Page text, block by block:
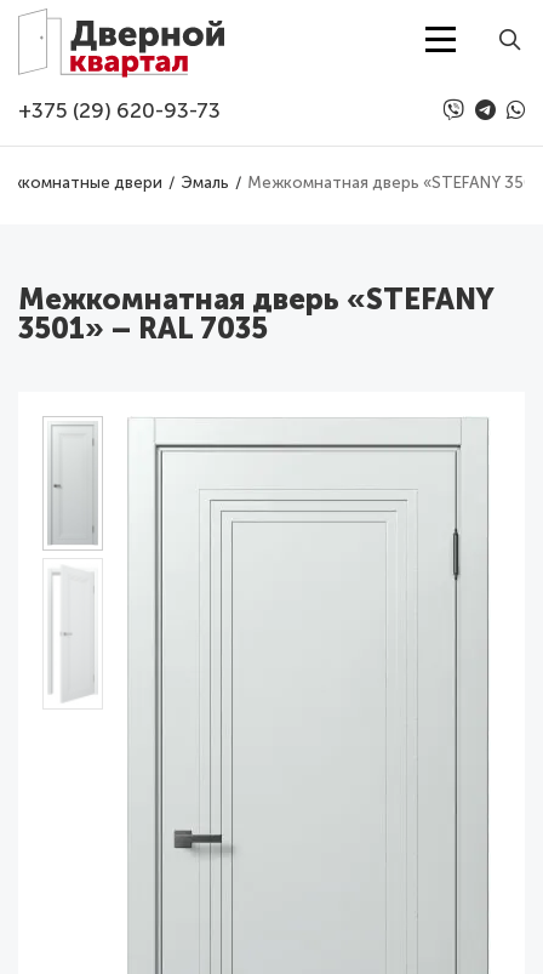
Перейти к основному содержанию
+375 (29) 620-93-73
двери Эмаль Межкомнатная дверь «STEFANY
Межкомнатная дверь «STEFANY
3501» – RAL 7035